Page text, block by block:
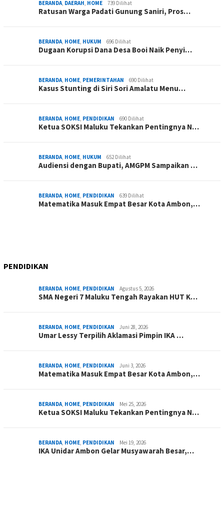
BERANDA, DAERAH, HOME 739 Dilihat
Ratusan Warga Padati Gunung Saniri, Pros…
BERANDA, HOME, HUKUM 696 Dilihat
Dugaan Korupsi Dana Desa Booi Naik Penyi…
BERANDA, HOME, PEMERINTAHAN 690 Dilihat
Kasus Stunting di Siri Sori Amalatu Menu…
BERANDA, HOME, PENDIDIKAN 690 Dilihat
Ketua SOKSI Maluku Tekankan Pentingnya N…
BERANDA, HOME, HUKUM 652 Dilihat
Audiensi dengan Bupati, AMGPM Sampaikan …
BERANDA, HOME, PENDIDIKAN 639 Dilihat
Matematika Masuk Empat Besar Kota Ambon,…
PENDIDIKAN
BERANDA, HOME, PENDIDIKAN Agustus 5, 2026
SMA Negeri 7 Maluku Tengah Rayakan HUT K…
BERANDA, HOME, PENDIDIKAN Juni 28, 2026
Umar Lessy Terpilih Aklamasi Pimpin IKA …
BERANDA, HOME, PENDIDIKAN Juni 3, 2026
Matematika Masuk Empat Besar Kota Ambon,…
BERANDA, HOME, PENDIDIKAN Mei 25, 2026
Ketua SOKSI Maluku Tekankan Pentingnya N…
BERANDA, HOME, PENDIDIKAN Mei 19, 2026
IKA Unidar Ambon Gelar Musyawarah Besar,…